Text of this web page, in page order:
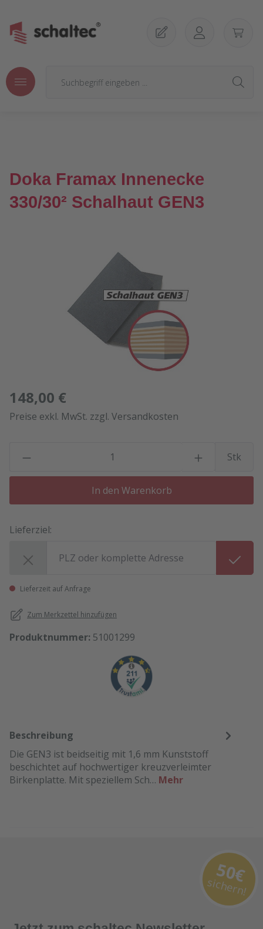
Doka Framax Innenecke
330/30² Schalhaut GEN3
Bildergalerie überspringen
148,00 €
Preise exkl. MwSt. zzgl. Versandkosten
Stk
In den Warenkorb
Lieferziel:
Lieferzeit auf Anfrage
Zum Merkzettel hinzufügen
Produktnummer: 51001299
Beschreibung
Die GEN3 ist beidseitig mit 1,6 mm Kunststoff
beschichtet auf hochwertiger kreuzverleimter
Birkenplatte. Mit speziellem Sch… Mehr
50€
sichern!